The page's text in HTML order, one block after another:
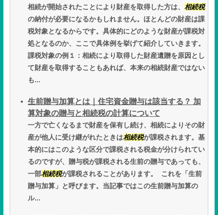
相続が開始されたことにより財産を取得した方は、 相続税
の納付が必要になるかもしれません。ほとんどの財産は課
税対象となるからです。具体的にどのような財産が課税対
処となるのか、ここで具体例を挙げて紹介していきます。
課税対象の例１：相続により取得した財産遺贈を原因とし
て財産を取得することもあれば、本来の相続財産ではない
も...
生前贈与加算とは｜住宅資金贈与は該当する？ 加
算対象の贈与と相続税の計算について
一方で亡くなるまで財産を保有し続け、相続によりその財
産が他人に受け継がれたときは相続税が課税されます。基
本的にはこのような区分で課税される税金が分けられてい
るのですが、贈与税が課税される生前の贈与であっても、
一部相続税が課税されることがあります。 これを「生前
贈与加算」と呼びます。当記事ではこの生前贈与加算の
ル...